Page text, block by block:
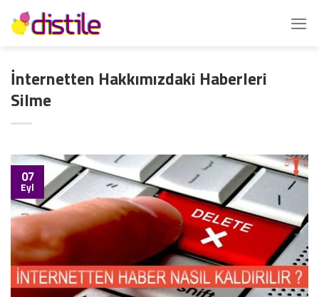
İçeriğe
atla
İnternetten Hakkımızdaki Haberleri
Silme
07
Eyl